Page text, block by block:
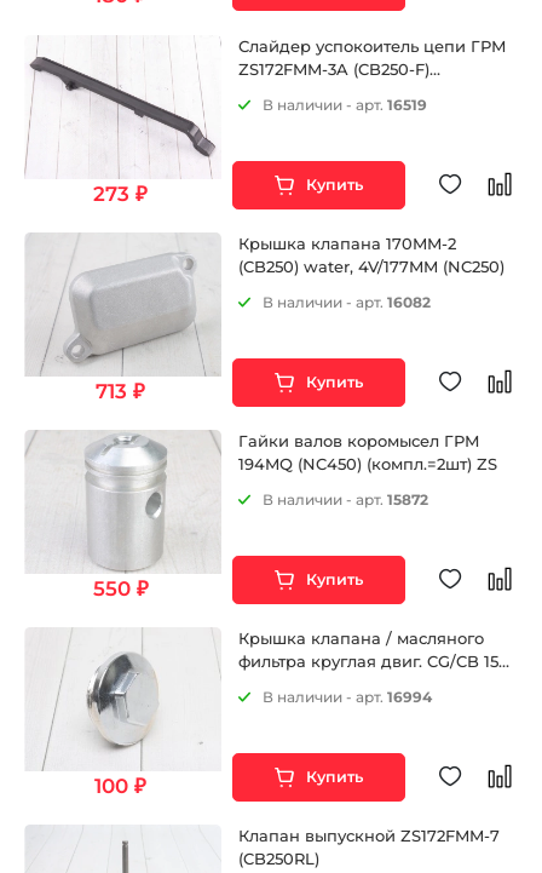
273 ₽
Слайдер успокоитель цепи ГРМ
ZS172FMM-3A (CB250-F)
(CB250RL)
В наличии - арт.16519
Купить
713 ₽
Крышка клапана 170MM-2
(CB250) water, 4V/177MM (NC250)
В наличии - арт.16082
Купить
550 ₽
Гайки валов коромысел ГРМ
194MQ (NC450) (компл.=2шт) ZS
В наличии - арт.15872
Купить
100 ₽
Крышка клапана / масляного
фильтра круглая двиг. CG/CB 150-
В наличии - арт.16994
Купить
Клапан выпускной ZS172FMM-7
(CB250RL)